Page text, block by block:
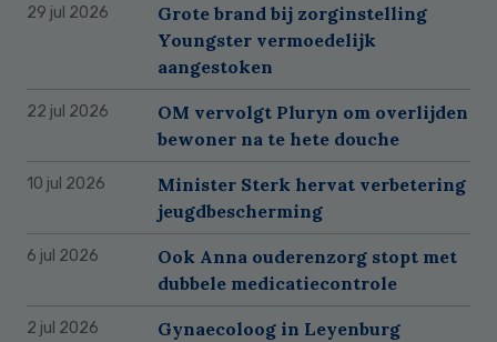
29 jul 2026
Grote brand bij zorginstelling
Youngster vermoedelijk
aangestoken
22 jul 2026
OM vervolgt Pluryn om overlijden
bewoner na te hete douche
10 jul 2026
Minister Sterk hervat verbetering
jeugdbescherming
6 jul 2026
Ook Anna ouderenzorg stopt met
dubbele medicatiecontrole
2 jul 2026
Gynaecoloog in Leyenburg